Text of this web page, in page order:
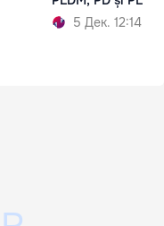
5 Дек. 12:14